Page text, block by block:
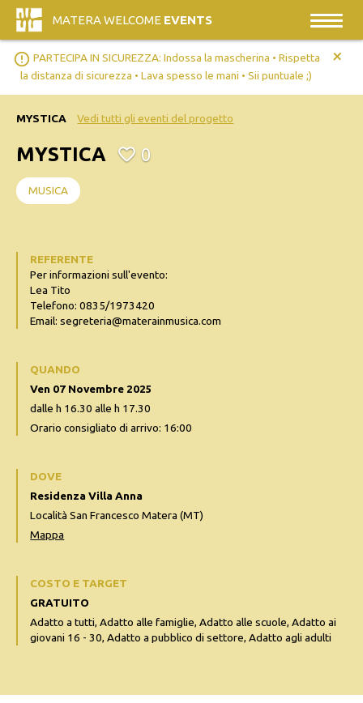
MATERA WELCOME EVENTS
error_outline PARTECIPA IN SICUREZZA: Indossa la mascherina • Rispetta
la distanza di sicurezza • Lava spesso le mani • Sii puntuale ;)
+
MYSTICA Vedi tutti gli eventi del progetto
MYSTICA 0
MUSICA
REFERENTE
Per informazioni sull'evento:
Lea Tito
Telefono: 0835/1973420
Email: segreteria@materainmusica.com
QUANDO
Ven 07 Novembre 2025
dalle h 16.30 alle h 17.30
Orario consigliato di arrivo: 16:00
DOVE
Residenza Villa Anna
Località San Francesco Matera (MT)
Mappa
COSTO E TARGET
GRATUITO
Adatto a tutti, Adatto alle famiglie, Adatto alle scuole, Adatto ai
giovani 16 - 30, Adatto a pubblico di settore, Adatto agli adulti